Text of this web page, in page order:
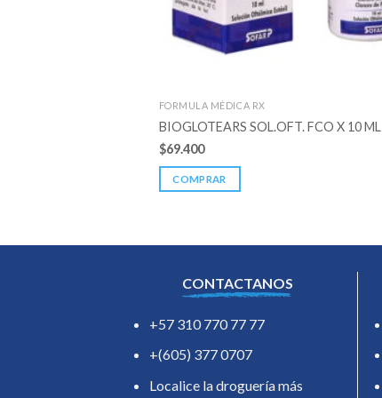
FORMULA MÉDICA RX
BIOGLOTEARS SOL.OFT. FCO X 10 ML
$69.400
COMPRAR
CONTACTANOS
+57 310 770 77 77
+(605) 377 0707
Localice la droguería más